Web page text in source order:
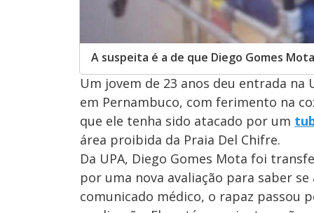
A suspeita é a de que Diego Gomes
Um jovem de 23 anos deu entrada
em Pernambuco, com ferimento na
que ele tenha sido atacado por um
área proibida da Praia Del Chifre.
Da UPA, Diego Gomes Mota foi
por uma nova avaliação para saber
comunicado médico, o rapaz passou